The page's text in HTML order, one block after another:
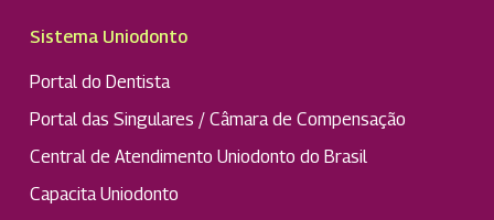
Sistema Uniodonto
Portal do Dentista
Portal das Singulares / Câmara de Compensação
Central de Atendimento Uniodonto do Brasil
Capacita Uniodonto